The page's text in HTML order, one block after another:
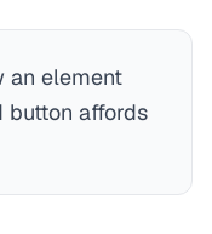
an element
button affords